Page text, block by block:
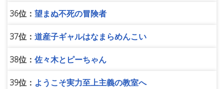
36位： 望まぬ不死の冒険者
37位： 道産子ギャルはなまらめんこい
38位： 佐々木とピーちゃん
39位： ようこそ実力至上主義の教室へ